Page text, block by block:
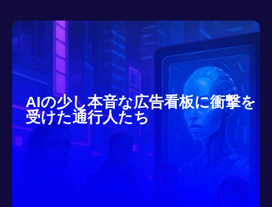
AIの少し本音な広告看板に衝撃を
受けた通行人たち